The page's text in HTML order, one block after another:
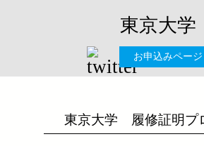
東京大学
お申込みページ
東京大学 履修証明プ